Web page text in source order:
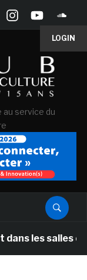
LOGIN
service du
salles de